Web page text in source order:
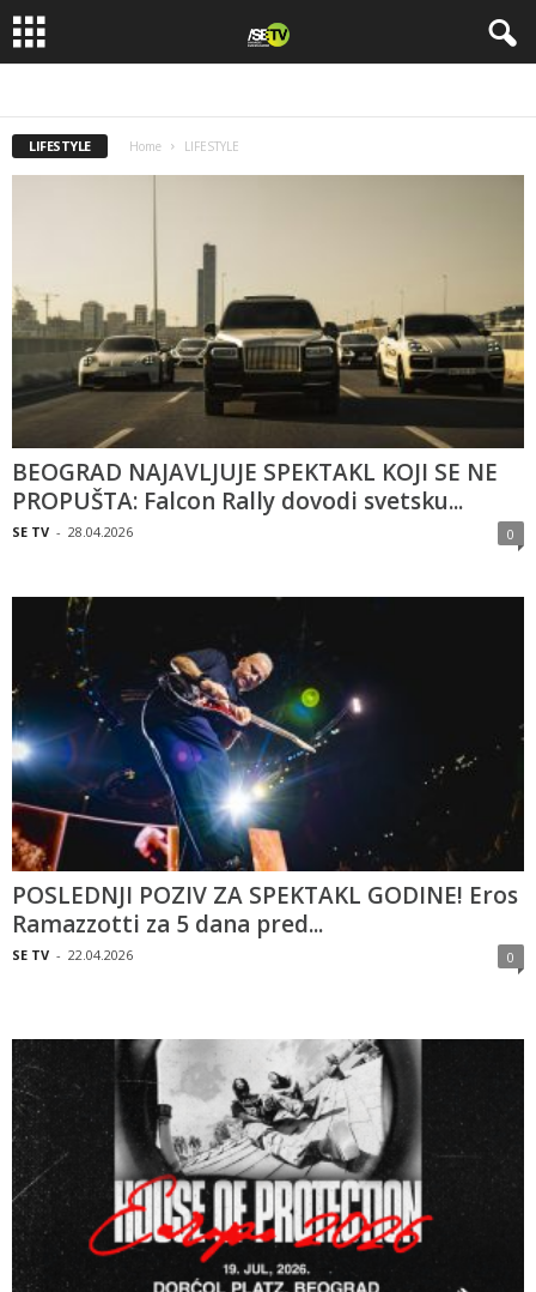
LIFESTYLE Home LIFESTYLE
BEOGRAD NAJAVLJUJE SPEKTAKL KOJI SE NE
PROPUŠTA: Falcon Rally dovodi svetsku...
SE TV - 28.04.2026 0
POSLEDNJI POZIV ZA SPEKTAKL GODINE! Eros
Ramazzotti za 5 dana pred...
SE TV - 22.04.2026 0